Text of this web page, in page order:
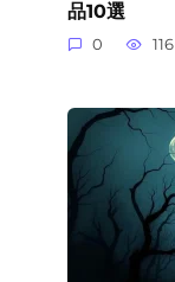
品10選
0 116